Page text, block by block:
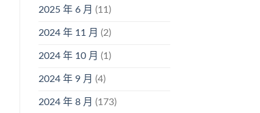
2025 年 6 月 (11)
2024 年 11 月 (2)
2024 年 10 月 (1)
2024 年 9 月 (4)
2024 年 8 月 (173)